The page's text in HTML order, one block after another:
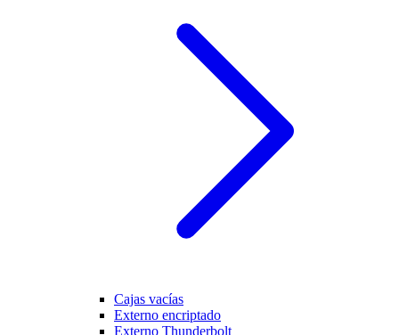
Cajas vacías
Externo encriptado
Externo Thunderbolt